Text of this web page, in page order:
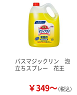
バスマジックリン 泡
立ちスプレー 花王
￥349～（税込）